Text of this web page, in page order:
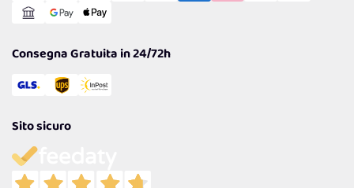
Consegna Gratuita in 24/72h
Sito sicuro